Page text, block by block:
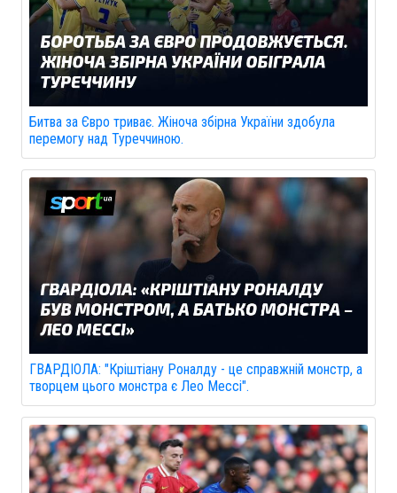
Битва за Євро триває. Жіноча збірна України здобула
перемогу над Туреччиною.
ГВАРДІОЛА: "Кріштіану Роналду - це справжній монстр, а
творцем цього монстра є Лео Мессі".